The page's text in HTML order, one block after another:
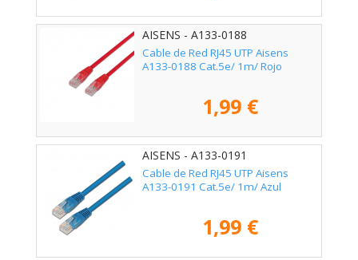
AISENS - A133-0188
Cable de Red RJ45 UTP Aisens
A133-0188 Cat.5e/ 1m/ Rojo
1,99 €
AISENS - A133-0191
Cable de Red RJ45 UTP Aisens
A133-0191 Cat.5e/ 1m/ Azul
1,99 €